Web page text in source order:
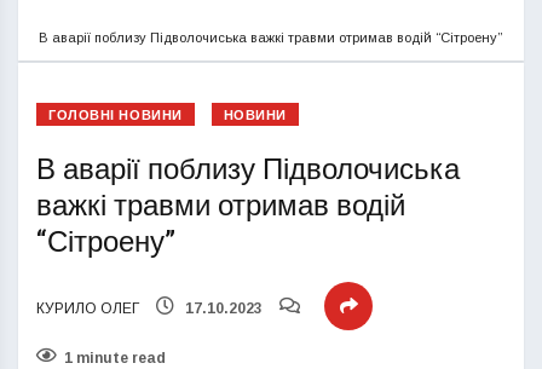
В аварії поблизу Підволочиська важкі травми отримав водій “Сітроену”
ГОЛОВНІ НОВИНИ НОВИНИ
В аварії поблизу Підволочиська
важкі травми отримав водій
“Сітроену”
КУРИЛО ОЛЕГ 17.10.2023
1 minute read